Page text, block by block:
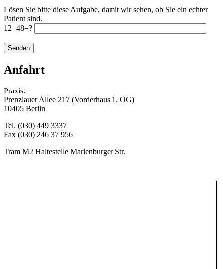
Lösen Sie bitte diese Aufgabe, damit wir sehen, ob Sie ein echter
Patient sind.
12+48=?
Anfahrt
Praxis:
Prenzlauer Allee 217 (Vorderhaus 1. OG)
10405 Berlin
Tel. (030) 449 3337
Fax (030) 246 37 956
Tram M2 Haltestelle Marienburger Str.